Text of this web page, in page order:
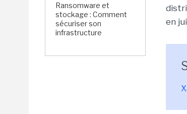
Ransomware et
stockage : Comment
sécuriser son
infrastructure
en